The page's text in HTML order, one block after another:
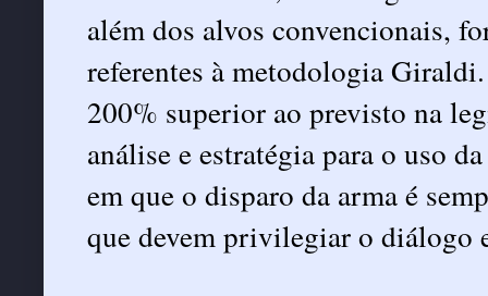
além dos alvos convencionais,
referentes à metodologia
200% superior ao previsto na
análise e estratégia para o uso
em que o disparo da arma é
que devem privilegiar o diálogo